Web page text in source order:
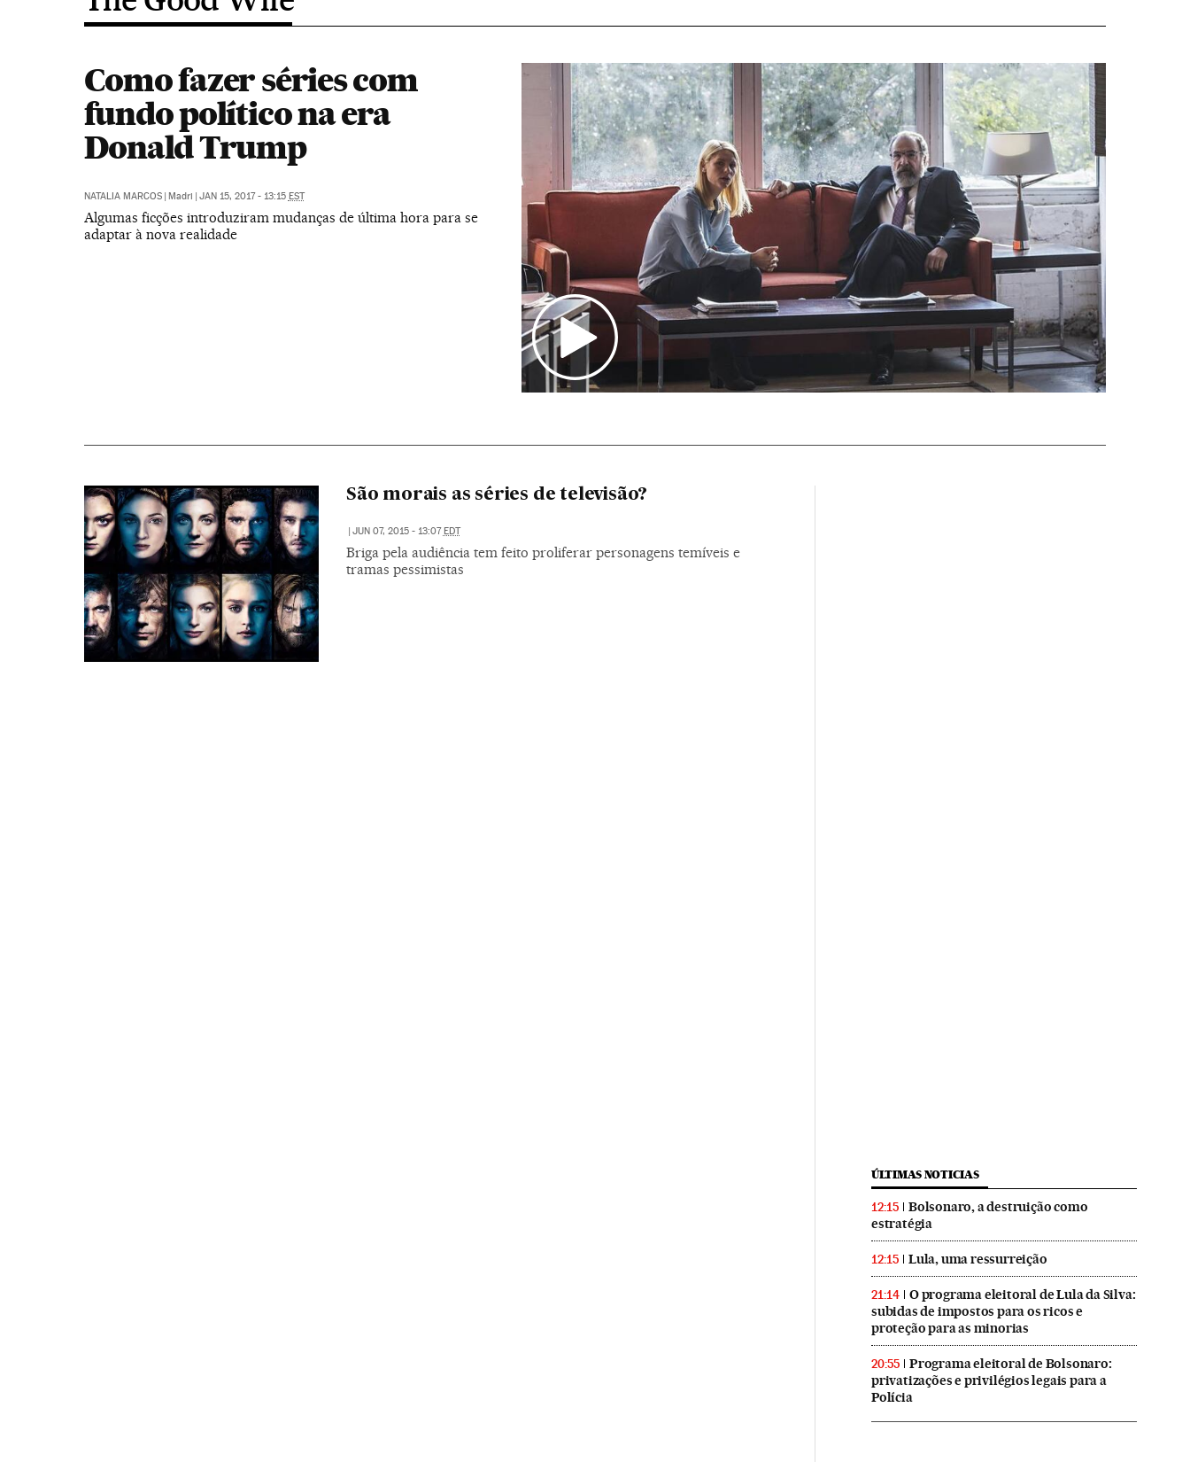
Como fazer séries com
fundo político na era
Donald Trump
NATALIA MARCOS | Madri | JAN 15, 2017 - 13:15 EST
Algumas ficções introduziram mudanças de última hora para se
adaptar à nova realidade
São morais as séries de televisão?
| JUN 07, 2015 - 13:07EDT
Briga pela audiência tem feito proliferar personagens temíveis e
tramas pessimistas
ÚLTIMAS NOTICIAS
12:15
Bolsonaro, a destruição como
estratégia
12:15 Lula, uma ressurreição
21:14
O programa eleitoral de Lula da Silva:
subidas de impostos para os ricos e
proteção para as minorias
20:55
Programa eleitoral de Bolsonaro:
privatizações e privilégios legais para a
Polícia